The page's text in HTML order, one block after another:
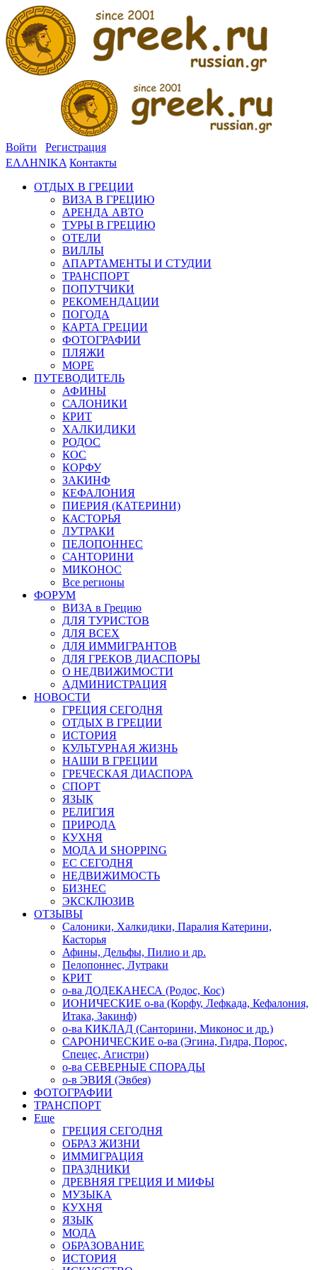
Войти
Регистрация
ΕΛΛΗΝΙΚΑ Контакты
ОТДЫХ В ГРЕЦИИ
ВИЗА В ГРЕЦИЮ
АРЕНДА АВТО
ТУРЫ В ГРЕЦИЮ
ОТЕЛИ
ВИЛЛЫ
АПАРТАМЕНТЫ И СТУДИИ
ТРАНСПОРТ
ПОПУТЧИКИ
РЕКОМЕНДАЦИИ
ПОГОДА
КАРТА ГРЕЦИИ
ФОТОГРАФИИ
ПЛЯЖИ
МОРЕ
ПУТЕВОДИТЕЛЬ
АФИНЫ
САЛОНИКИ
КРИТ
ХАЛКИДИКИ
РОДОС
КОС
КОРФУ
ЗАКИНФ
КЕФАЛОНИЯ
ПИЕРИЯ (КАТЕРИНИ)
КАСТОРЬЯ
ЛУТРАКИ
ПЕЛОПОННЕС
САНТОРИНИ
МИКОНОС
Все регионы
ФОРУМ
ВИЗА в Грецию
ДЛЯ ТУРИСТОВ
ДЛЯ ВСЕХ
ДЛЯ ИММИГРАНТОВ
ДЛЯ ГРЕКОВ ДИАСПОРЫ
О НЕДВИЖИМОСТИ
АДМИНИСТРАЦИЯ
НОВОСТИ
ГРЕЦИЯ СЕГОДНЯ
ОТДЫХ В ГРЕЦИИ
ИСТОРИЯ
КУЛЬТУРНАЯ ЖИЗНЬ
НАШИ В ГРЕЦИИ
ГРЕЧЕСКАЯ ДИАСПОРА
СПОРТ
ЯЗЫК
РЕЛИГИЯ
ПРИРОДА
КУХНЯ
МОДА И SHOPPING
ЕС СЕГОДНЯ
НЕДВИЖИМОСТЬ
БИЗНЕС
ЭКСКЛЮЗИВ
ОТЗЫВЫ
Салоники, Халкидики, Паралия Катерини,
Касторья
Афины, Дельфы, Пилио и др.
Пелопоннес, Лутраки
КРИТ
о-ва ДОДЕКАНЕСА (Родос, Кос)
ИОНИЧЕСКИЕ о-ва (Корфу, Лефкада, Кефалония,
Итака, Закинф)
о-ва КИКЛАД (Санторини, Миконос и др.)
САРОНИЧЕСКИЕ о-ва (Эгина, Гидра, Порос,
Спецес, Агистри)
о-ва СЕВЕРНЫЕ СПОРАДЫ
о-в ЭВИЯ (Эвбея)
ФОТОГРАФИИ
ТРАНСПОРТ
Еще
ГРЕЦИЯ СЕГОДНЯ
ОБРАЗ ЖИЗНИ
ИММИГРАЦИЯ
ПРАЗДНИКИ
ДРЕВНЯЯ ГРЕЦИЯ И МИФЫ
МУЗЫКА
КУХНЯ
ЯЗЫК
МОДА
ОБРАЗОВАНИЕ
ИСТОРИЯ